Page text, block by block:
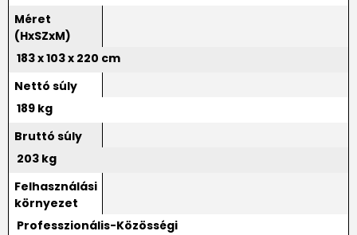
Méret
(HxSZxM)
183 x 103 x 220 cm
Nettó súly
189 kg
Bruttó súly
203 kg
Felhasználási
környezet
Professzionális-Közösségi